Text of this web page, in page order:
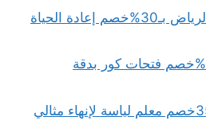
شركة ترميم حمامات بالرياض بـ30%خصم إعادة الحياة
مقاول فتحات كور بـ30%خصم فتحات كور بدقة
معلم لياسة بالرياض بـ35خصم معلم لياسة لإنهاء مثالي